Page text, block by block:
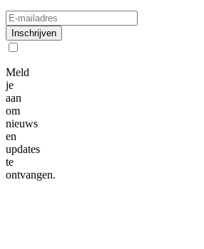
Inschrijven
Meld
je
aan
om
nieuws
en
updates
te
ontvangen.